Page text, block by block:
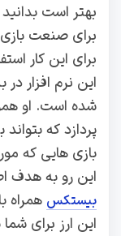
بهتر است
برای صنعت بازی
برای این کار
این نرم افزار
پردازد که
بازی هایی که
این رو به هدف
بیستکس همراه
این ارز برای شما